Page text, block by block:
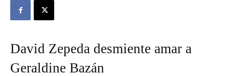
David Zepeda desmiente amar a
Geraldine Bazán